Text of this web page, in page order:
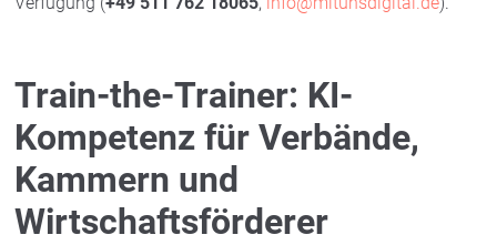
Train-the-Trainer: KI-
Kompetenz für Verbände,
Kammern und
Wirtschaftsförderer